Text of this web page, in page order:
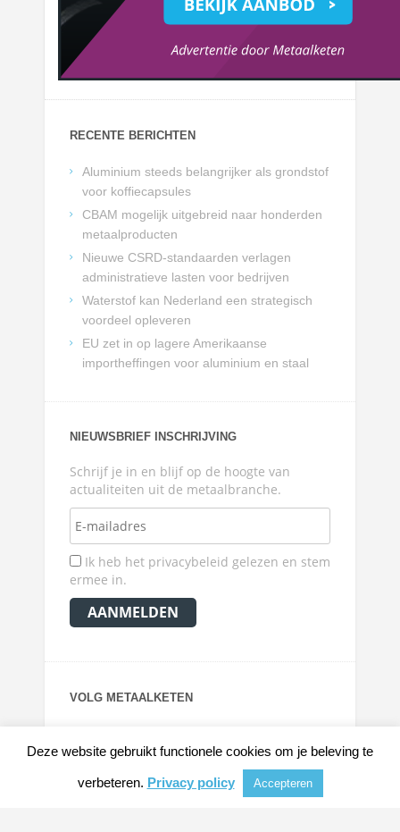
RECENTE BERICHTEN
Aluminium steeds belangrijker als grondstof
voor koffiecapsules
CBAM mogelijk uitgebreid naar honderden
metaalproducten
Nieuwe CSRD-standaarden verlagen
administratieve lasten voor bedrijven
Waterstof kan Nederland een strategisch
voordeel opleveren
EU zet in op lagere Amerikaanse
importheffingen voor aluminium en staal
NIEUWSBRIEF INSCHRIJVING
Schrijf je in en blijf op de hoogte van
actualiteiten uit de metaalbranche.
Ik heb het privacybeleid gelezen en stem
ermee in.
VOLG METAALKETEN
Deze website gebruikt functionele cookies om je beleving te
verbeteren. Privacy policy Accepteren